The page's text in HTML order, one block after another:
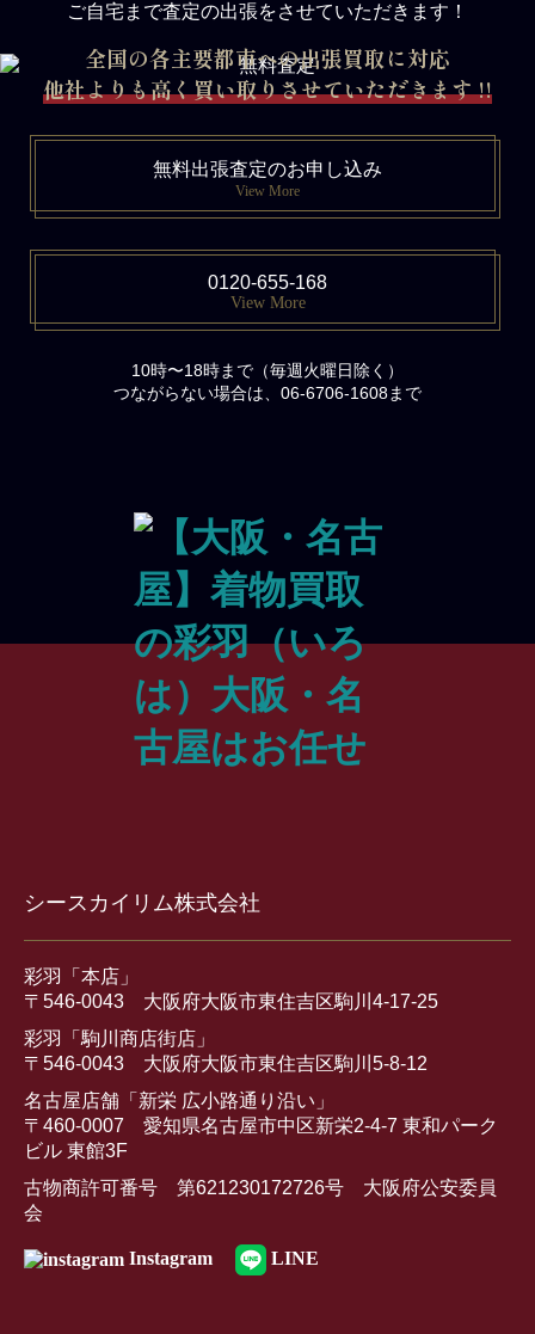
ご自宅まで査定の出張をさせていただきます！
全国の各主要都市への出張買取に対応
他社よりも高く買い取りさせていただきます !!
無料出張査定のお申し込み
View More
0120-655-168
View More
10時〜18時まで（毎週火曜日除く）
つながらない場合は、06-6706-1608まで
シースカイリム株式会社
彩羽「本店」
〒546-0043 大阪府大阪市東住吉区駒川4-17-25
彩羽「駒川商店街店」
〒546-0043 大阪府大阪市東住吉区駒川5-8-12
名古屋店舗「新栄 広小路通り沿い」
〒460-0007 愛知県名古屋市中区新栄2-4-7 東和パーク
ビル 東館3F
古物商許可番号 第621230172726号 大阪府公安委員
会
Instagram LINE